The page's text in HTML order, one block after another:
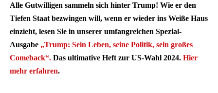
Alle Gutwilligen sammeln sich hinter Trump! Wie er den
Tiefen Staat bezwingen will, wenn er wieder ins Weiße Haus
einzieht, lesen Sie in unserer umfangreichen Spezial-
Ausgabe „Trump: Sein Leben, seine Politik, sein großes
Comeback“. Das ultimative Heft zur US-Wahl 2024. Hier
mehr erfahren.